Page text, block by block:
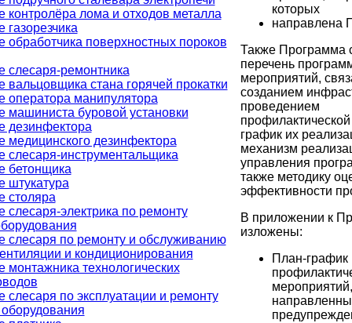
контролёра лома и отходов металла
газорезчика
обработчика поверхностных пороков
слесаря-ремонтника
вальцовщика стана горячей прокатки
оператора манипулятора
машиниста буровой установки
дезинфектора
медицинского дезинфектора
слесаря-инструментальщика
бетонщика
штукатура
столяра
слесаря-электрика по ремонту
слесаря по ремонту и обслуживанию
и кондиционирования
монтажника технологических
слесаря по эксплуатации и ремонту
оборудования
которых
направлена
Также Программа
перечень
мероприятий,
созданием
проведением
график их
механизм
управления
также методику
эффективности
В приложении к
изложены:
План-график
мероприятий,